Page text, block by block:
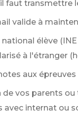
faut transmettre
valide à
élève
à l'étranger
aux
vos parents ou
avec internat ou